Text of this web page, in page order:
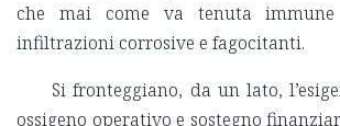
che mai come va tenuta
infiltrazioni corrosive e fagocitanti.
Si fronteggiano, da un lato,
ossigeno operativo e sostegno